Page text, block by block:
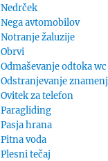
Nedrček
Nega avtomobilov
Notranje žaluzije
Obrvi
Odmaševanje odtoka wc
Odstranjevanje znamenj
Ovitek za telefon
Paragliding
Pasja hrana
Pitna voda
Plesni tečaj